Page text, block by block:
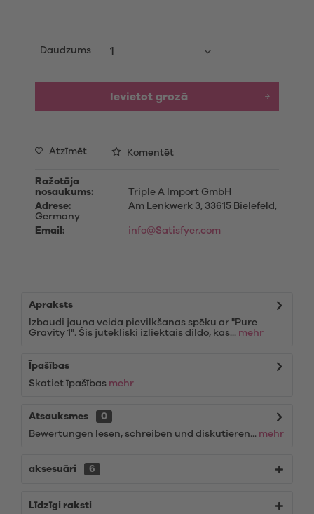
Daudzums
Ievietot grozā
Atzīmēt Komentēt
Ražotāja
nosaukums:
Triple A Import GmbH
Adrese:
Am Lenkwerk 3, 33615 Bielefeld,
Germany
Email:
info@Satisfyer.com
Apraksts
Izbaudi jauna veida pievilkšanas spēku ar "Pure
Gravity 1". Šis jutekliski izliektais dildo, kas... mehr
Īpašības
Skatiet īpašības mehr
Atsauksmes
0
Bewertungen lesen, schreiben und diskutieren... mehr
aksesuāri 6
Līdzīgi raksti